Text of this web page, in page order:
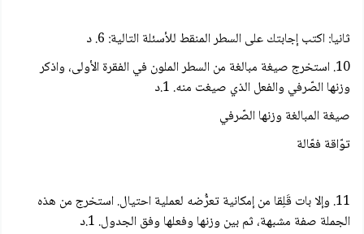
ثانيا: اكتب إجابتك على السطر المنقط للأسئلة التالية: 6. د
10. استخرج صيغة مبالغة من السطر الملون في الفقرة الأولى، واذكر
وزنها الصّرفي والفعل الذي صيغت منه. 1.د
صيغة المبالغة وزنها الصّرفي
توّاقة فعّالة
11. وإلا بات قَلِقا من إمكانية تعرُّضه لعملية احتيال. استخرج من هذه
الجملة صفة مشبهة، ثم بين وزنها وفعلها وفق الجدول. 1.د